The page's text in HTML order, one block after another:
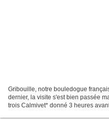
Gribouille, notre bouledogue
dernier, la visite s'est bien passée
trois Calmivet* donné 3 heures